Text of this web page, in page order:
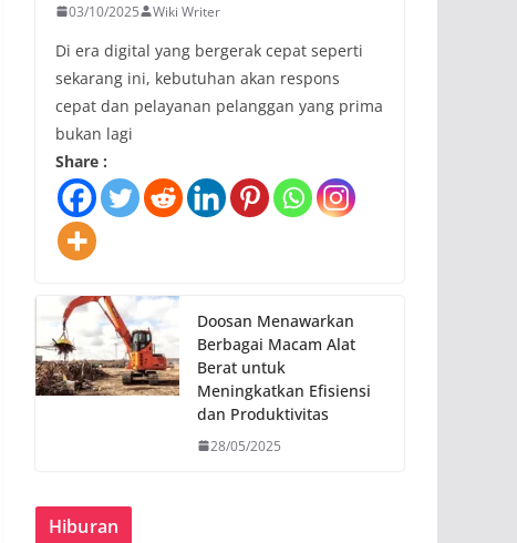
03/10/2025 Wiki Writer
Di era digital yang bergerak cepat seperti
sekarang ini, kebutuhan akan respons
cepat dan pelayanan pelanggan yang prima
bukan lagi
Share :
Doosan Menawarkan
Berbagai Macam Alat
Berat untuk
Meningkatkan Efisiensi
dan Produktivitas
28/05/2025
Hiburan